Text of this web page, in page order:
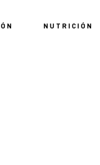
NUTRICIÓN